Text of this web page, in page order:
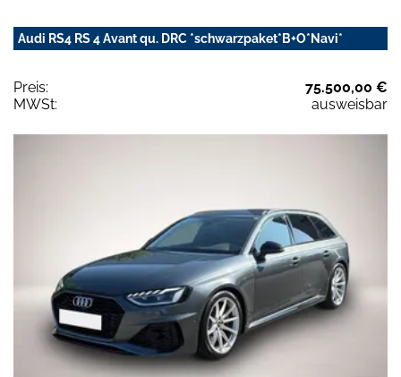
Audi RS4 RS 4 Avant qu. DRC *schwarzpaket*B+O*Navi*
Preis:
75.500,00 €
MWSt:
ausweisbar